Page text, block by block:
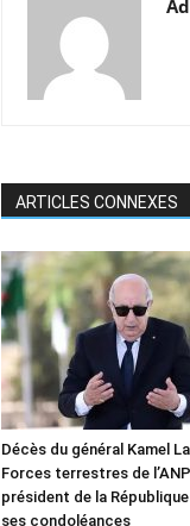
ARTICLES CONNEXES
Décès du général Kamel
Forces terrestres de
président de la
ses condoléances